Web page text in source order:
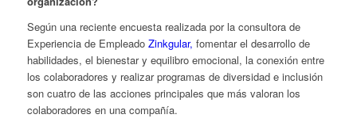
Según una reciente encuesta realizada por la consultora de
Experiencia de Empleado Zinkgular, fomentar el desarrollo de
habilidades, el bienestar y equilibro emocional, la conexión entre
los colaboradores y realizar programas de diversidad e inclusión
son cuatro de las acciones principales que más valoran los
colaboradores en una compañía.